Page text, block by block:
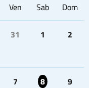
Ven Sab Dom
31 1 2
7 8 9